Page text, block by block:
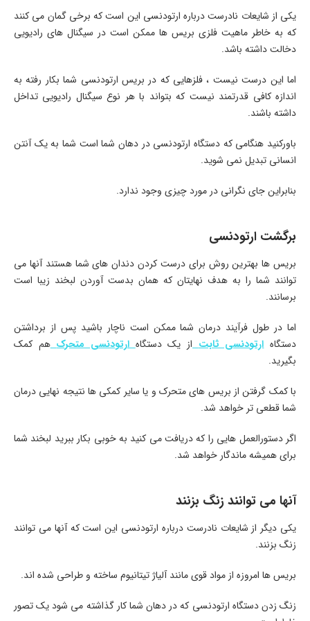
یکی از شایعات نادرست درباره ارتودنسی این است که برخی گمان می کنند
که به خاطر ماهیت فلزی بریس ها ممکن است در سیگنال های رادیویی
دخالت داشته باشد.
اما این درست نیست ، فلزهایی که در بریس ارتودنسی شما بکار رفته به
اندازه کافی قدرتمند نیست که بتواند با هر نوع سیگنال رادیویی تداخل
داشته باشند.
باورکنید هنگامی که دستگاه ارتودنسی در دهان شما است شما به یک آنتن
انسانی تبدیل نمی شوید.
بنابراین جای نگرانی در مورد چیزی وجود ندارد.
برگشت ارتودنسی
بریس ها بهترین روش برای درست کردن دندان های شما هستند آنها می
توانند شما را به هدف نهایتان که همان بدست آوردن لبخند زیبا است
برسانند.
اما در طول فرآیند درمان شما ممکن است ناچار باشید پس از برداشتن
دستگاهارتودنسی ثابت از یک دستگاه ارتودنسی متحرک هم کمک
بگیرید.
با کمک گرفتن از بریس های متحرک و یا سایر کمکی ها نتیجه نهایی درمان
شما قطعی تر خواهد شد.
اگر دستورالعمل هایی را که دریافت می کنید به خوبی بکار ببرید لبخند شما
برای همیشه ماندگار خواهد شد.
آنها می توانند زنگ بزنند
یکی دیگر از شایعات نادرست درباره ارتودنسی این است که آنها می توانند
زنگ بزنند.
بریس ها امروزه از مواد قوی مانند آلیاژ تیتانیوم ساخته و طراحی شده اند.
زنگ زدن دستگاه ارتودنسی که در دهان شما کار گذاشته می شود یک تصور